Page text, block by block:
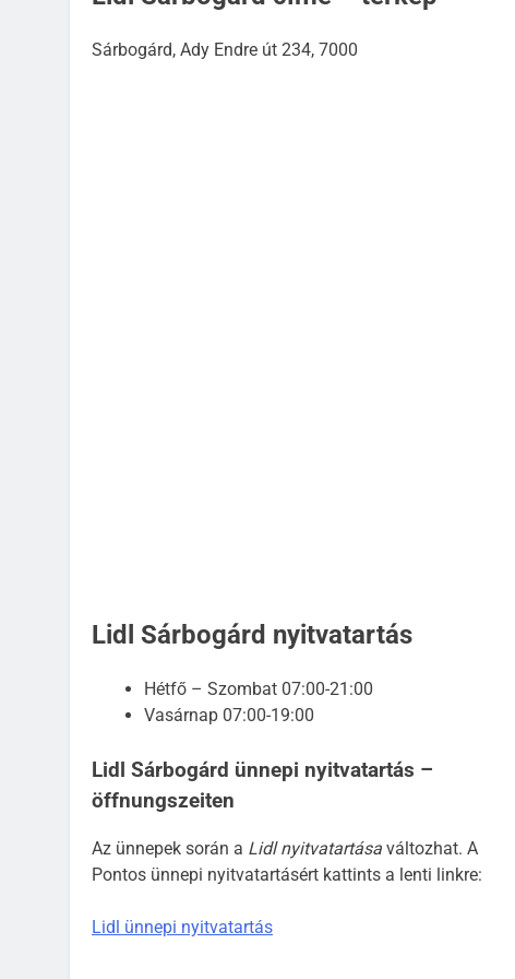
Sárbogárd, Ady Endre út 234, 7000
Lidl Sárbogárd nyitvatartás
Hétfő – Szombat 07:00-21:00
Vasárnap 07:00-19:00
Lidl Sárbogárd ünnepi nyitvatartás –
öffnungszeiten
Az ünnepek során a Lidl nyitvatartása változhat. A
Pontos ünnepi nyitvatartásért kattints a lenti linkre:
Lidl ünnepi nyitvatartás